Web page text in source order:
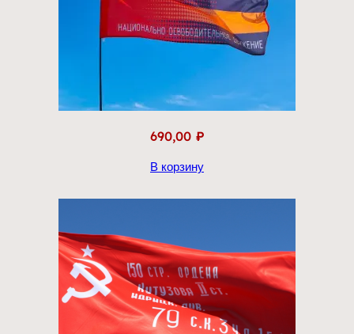
690,00 ₽
В корзину